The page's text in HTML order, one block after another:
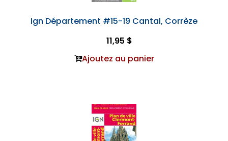
Ign Département #15-19 Cantal, Corrèze
11,95 $
Ajoutez au panier